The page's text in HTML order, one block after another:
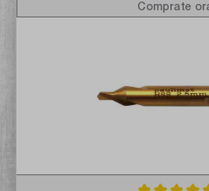
Comprate